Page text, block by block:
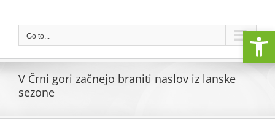
contentGo to...
V Črni gori začnejo braniti naslov iz lanske
sezone